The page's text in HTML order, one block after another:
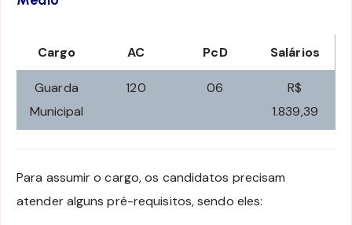
Cargo AC PcD Salários
Guarda
Municipal
120 06
R$
1.839,39
Para assumir o cargo, os candidatos precisam
atender alguns pré-requisitos, sendo eles: